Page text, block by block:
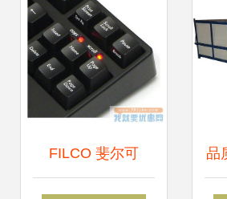
矿山奇兵
FILCO 斐尔可 品